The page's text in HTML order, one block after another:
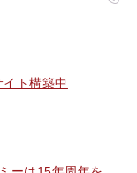
ト構築中